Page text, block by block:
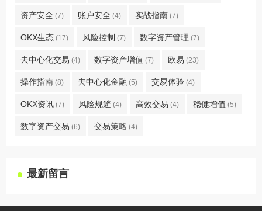
资产安全 (7) 账户安全 (4) 实战指南 (7)
OKX生态 (17) 风险控制 (7) 数字资产管理 (7)
去中心化交易 (4) 数字资产增值 (7) 欧易 (23)
操作指南 (8) 去中心化金融 (5) 交易体验 (4)
OKX资讯 (7) 风险规避 (4) 高效交易 (4) 稳健增值 (5)
数字资产交易 (6) 交易策略 (4)
最新留言